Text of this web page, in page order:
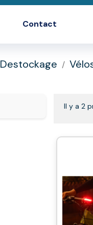
Contact
Destockage
Il y a 2